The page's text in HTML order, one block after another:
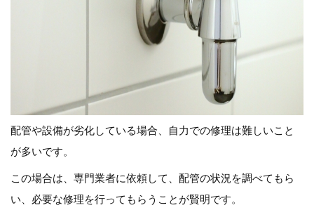
配管や設備が劣化している場合、自力での修理は難しいこと
が多いです。
この場合は、専門業者に依頼して、配管の状況を調べてもら
い、必要な修理を行ってもらうことが賢明です。